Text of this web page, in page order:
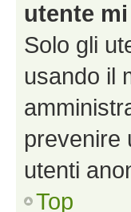
utente
Solo gli
usando il
prevenire
utenti
Top